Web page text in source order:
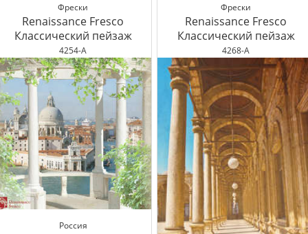
Фрески
Renaissance Fresco
Классический пейзаж
4254-A
Россия
Фрески
Renaissance Fresco
Классический пейзаж
4268-A